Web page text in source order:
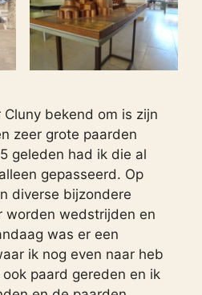
bekend om is zijn
zeer grote paarden
geleden had ik die al
gepasseerd. Op
diverse bijzondere
worden wedstrijden en
was er een
ik nog even naar heb
paard gereden en ik